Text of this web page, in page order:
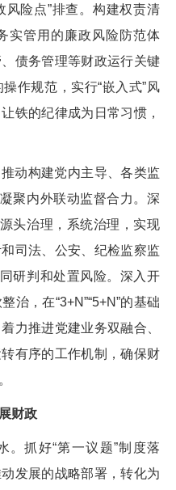
风险点”排查。构建权责清
实管用的廉政风险防范体
债务管理等财政运行关键
作规范，实行“嵌入式”风
铁的纪律成为日常习惯，
动构建党内主导、各类监
聚内外联动监督合力。深
头治理，系统治理，实现
司法、公安、纪检监察监
研判和处置风险。深入开
治，在“3+N”“5+N”的基础
力推进党建业务双融合、
有序的工作机制，确保财
财政
。抓好“第一议题”制度落
发展的战略部署，转化为